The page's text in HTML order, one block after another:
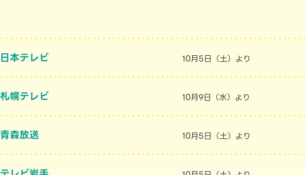
日本テレビ 10月5日（土）より
札幌テレビ 10月9日（水）より
青森放送 10月5日（土）より